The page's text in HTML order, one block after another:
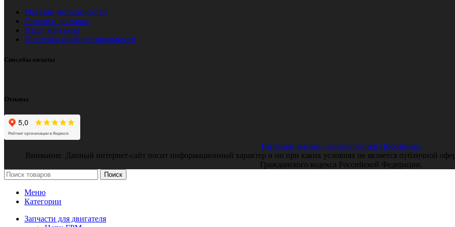
Магазин мотозапчастей
Оплата и доставка
Наши контакты
Политика конфиденциальности
Способы оплаты
Отзывы
Интернет-магазин мотозапчастей Пробайкерс
Внимание. Данный интернет-сайт носит информационный характер и ни при каких условиях не является публичной
Гражданского кодекса Российской Федерации.
Поиск
Меню
Категории
Запчасти для двигателя